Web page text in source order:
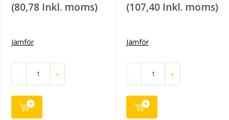
(80,78 Inkl. moms)
Jämför
- +
(107,40 Inkl. moms)
Jämför
- +